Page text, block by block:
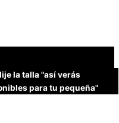
la talla "así verás
para tu pequeña"